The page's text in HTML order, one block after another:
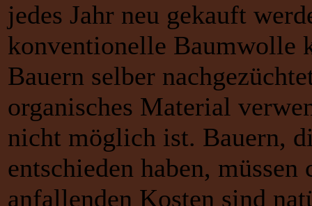
jedes Jahr neu gekauft
konventionelle Baumwolle
Bauern selber
organisches Material
nicht möglich ist. Bauern,
entschieden haben,
anfallenden Kosten sind